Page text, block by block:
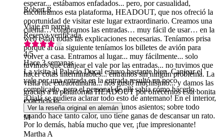
esperar... estábamos enfadados... pero, por casualidad,
encontramos esta plataforma, HEADOUT, que nos ofreció la
oportunidad de visitar este lugar extraordinario. Creamos una
cuenta… compramos las entradas… muy fácil de usar… en la
web están todas las explicaciones necesarias. Teníamos prisa
porque al día siguiente teníamos los billetes de avión para
volver a casa. Entramos al lugar... muy fácilmente... solo
tuvimos que canjear el vale por las entradas... no tuvimos que
hacer colas interminables... entramos sin ningún problema. La
visita fue extraordinaria... nos gustó muchísimo... y damos las
gracias a la plataforma HEADOUT por ofrecernos esta bonita
experiencia.
Robert R
Viaje en pareja
Reserva verificada
4/5
Hace 3 semanas
La visita al Palacio Ducal estuvo bastante bien. Canjear el
vale por una entrada en la entrada resultó un poco
complicado, pero el personal de allí sabía cómo hacerlo.
¡Ojalá se pudiera aclarar todo esto de antemano! En el interior,
la visita guiada echa en falta algunos asientos; sobre todo
cuando hace tanto calor, uno tiene ganas de descansar un rato.
Por lo demás, había mucho que ver, ¡fue impresionante!
Ver la reseña original en alemán
M
Martha A